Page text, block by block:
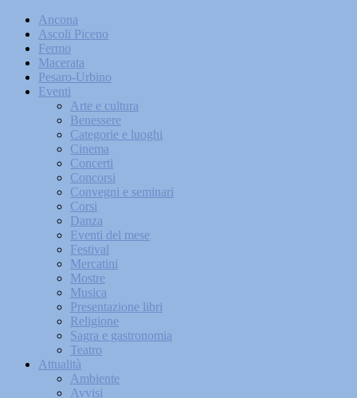
Ancona
Ascoli Piceno
Fermo
Macerata
Pesaro-Urbino
Eventi
Arte e cultura
Benessere
Categorie e luoghi
Cinema
Concerti
Concorsi
Convegni e seminari
Corsi
Danza
Eventi del mese
Festival
Mercatini
Mostre
Musica
Presentazione libri
Religione
Sagra e gastronomia
Teatro
Attualità
Ambiente
Avvisi